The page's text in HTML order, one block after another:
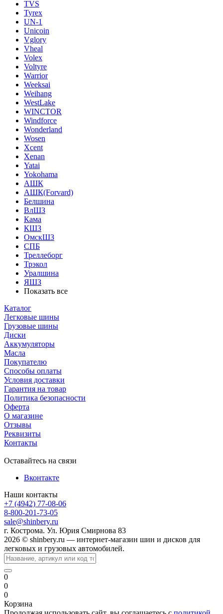
TVS
Tyrex
UN-1
Unicoin
Vglory
Vheal
Volex
Voltyre
Warrior
Weeksai
Weihang
WestLake
WINCTOR
Windforce
Wonderland
Wosen
Xcent
Xenan
Yatai
Yokohama
АШК
АШК(Forvard)
Белшина
ВлШЗ
Кама
КШЗ
ОмскШЗ
СПБ
Треллеборг
Трэкол
Уралшина
ЯШЗ
Показать все
Каталог
Легковые шины
Грузовые шины
Диски
Аккумуляторы
Масла
Покупателю
Способы оплаты
Условия доставки
Гарантия на товар
Политика безопасности
Оферта
О магазине
Отзывы
Реквизиты
Контакты
Оставайтесь на связи
Вконтакте
Наши контакты
+7 (4942) 77-08-06
8-800-201-73-05
sale@shinbery.ru
г. Кострома. Ул. Юрия Смирнова 83
2026 © shinbery.ru — интернет-магазин шин и дисков для
легковых и грузовых автомобилей.
0
0
0
Корзина